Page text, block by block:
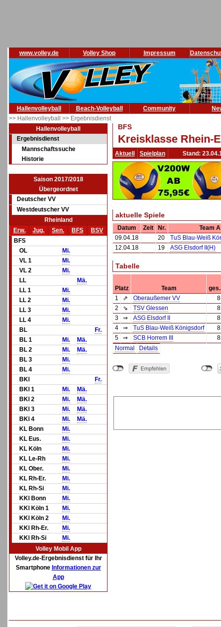
www.volley.de Volley Shop Impressum
Hallenvolleyball Beach-Volleyball Community
>> Hallenvolleyball >> Ergebnisdienst
Hallenvolleyball
Ergebnisdienst
Mannschaftssuche
Historie
Saison 2017/2018
Übergeordnet
Deutscher VV
Westdeutscher VV
Rheinland
Erw.
Jug. Sen. BFS
BSV
BFS
OL
Mi.
VL 1
Mi.
VL 2
Mi.
LL
Mä.
LL 1
Mi.
LL 2
Mi.
LL 3
Mi.
LL 4
Mi.
BL
Fr.
BL 1
Mi.
Mä.
BL 2
Mi.
Mä.
BL 3
Mi.
BL 4
Mi.
BKl
Fr.
BKl 1
Mi.
Mä.
BKl 2
Mi.
Mä.
BKl 3
Mi.
Mä.
BKl 4
Mi.
Mä.
KL Bonn
Mi.
KL Eus.
Mi.
KL Köln
Mi.
KL Le-Rh
Mi.
KL Ober.
Mi.
KL Rh-Er.
Mi.
KL Rh-Si
Mi.
KKl Bonn
Mi.
KKl Köln 1
Mi.
KKl Köln 2
Mi.
KKl Rh-Er.
Mi.
KKl Rh-Si
Mi.
Volley Mobil App
Volley.de-Ergebnisdienst für Ihr
Smartphone Informationen zur
App
BFS
Kreisklasse Rhein-
Aktuell Spielplan Stand:
aktuelle Spiele
Datum Zeit Nr.
Team A
09.04.18
20
TuS Blau-Weiß
12.04.18
19 ASG Elsdorf II(H)
Tabelle
Platz Team
ges.
1
⇗ Oberaußemer VV
8
2
⇘ TSV Glessen
8
3
⇒ ASG Elsdorf II
8
4
⇒ TuS Blau-Weiß Königsdorf
8
5
⇒ SCB Horrem III
8
Normal
Details